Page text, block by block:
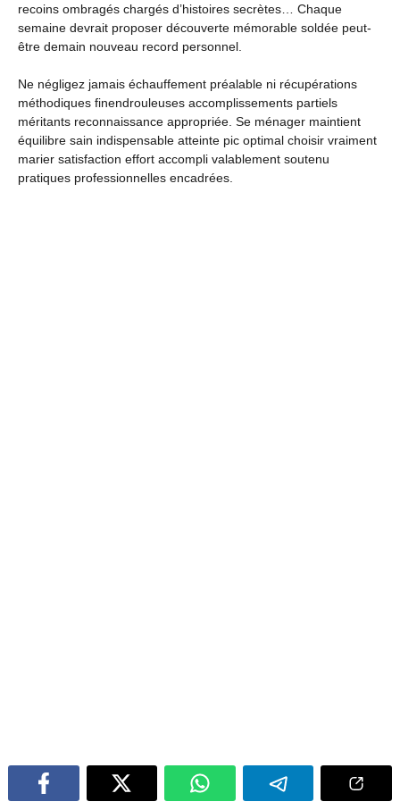
recoins ombragés chargés d’histoires secrètes… Chaque
semaine devrait proposer découverte mémorable soldée peut-
être demain nouveau record personnel.
Ne négligez jamais échauffement préalable ni récupérations
méthodiques finendrouleuses accomplissements partiels
méritants reconnaissance appropriée. Se ménager maintient
équilibre sain indispensable atteinte pic optimal choisir vraiment
marier satisfaction effort accompli valablement soutenu
pratiques professionnelles encadrées.